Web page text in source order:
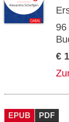
€
EPUB PDF